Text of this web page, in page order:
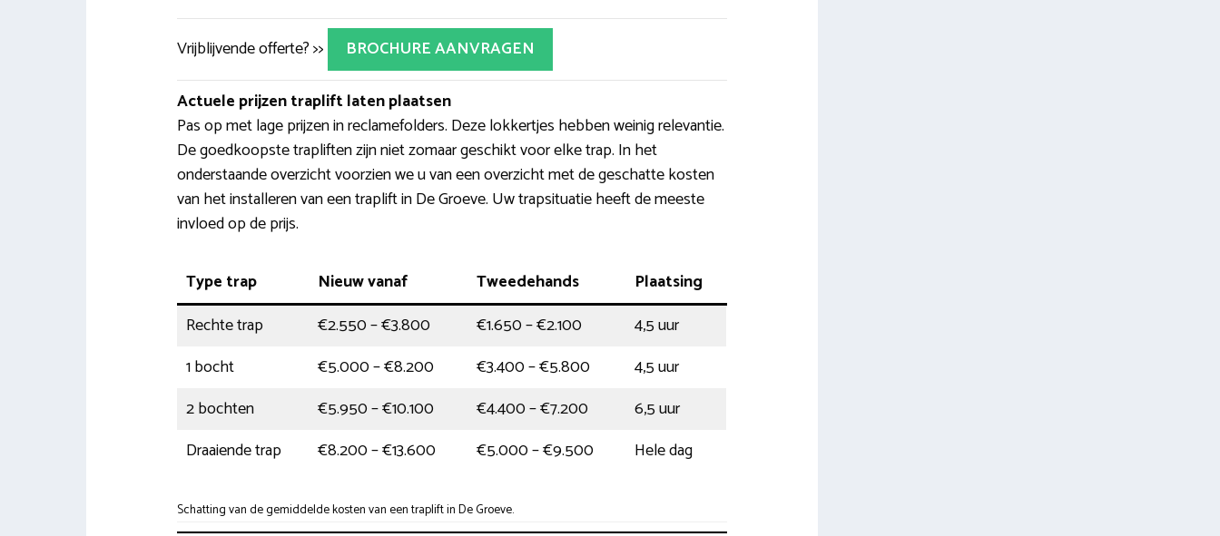
Vrijblijvende offerte? >>
BROCHURE AANVRAGEN
Actuele prijzen traplift laten plaatsen
Pas op met lage prijzen in reclamefolders. Deze lokkertjes hebben weinig relevantie.
De goedkoopste trapliften zijn niet zomaar geschikt voor elke trap. In het
onderstaande overzicht voorzien we u van een overzicht met de geschatte kosten
van het installeren van een traplift in De Groeve. Uw trapsituatie heeft de meeste
invloed op de prijs.
Type trap Nieuw vanaf Tweedehands
Plaatsing
Rechte trap
€2.550 – €3.800 €1.650 – €2.100
4,5 uur
1 bocht
€5.000 – €8.200 €3.400 – €5.800
4,5 uur
2 bochten
€5.950 – €10.100 €4.400 – €7.200
6,5 uur
Draaiende trap
€8.200 – €13.600 €5.000 – €9.500 Hele dag
Schatting van de gemiddelde kosten van een traplift in De Groeve.